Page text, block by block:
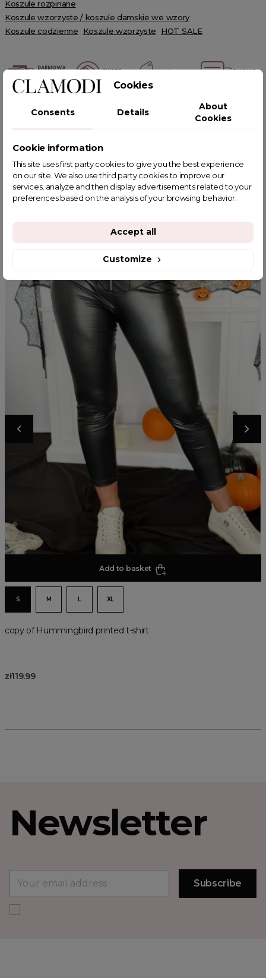
Koszule rozpinane
Koszule wzorzyste / koszule damskie we wzory
Koszule codzienne
Koszule wzorzyste HOT SALE
POWIĄZANE TAGI
YOU MIGHT ALSO LIKE
Add to basket
S M L XL
copy of Hummingbird printed t-shirt
zł119.99
Newsletter
Cookies
Consents Details
About
Cookies
Cookie information
This site uses first party cookies to give you the best experience
on our site. We also use third party cookies to improve our
services, analyze and then display advertisements related to your
preferences based on the analysis of your browsing behavior.
Customize
Accept all